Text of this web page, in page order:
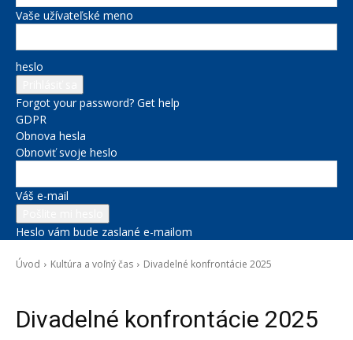
Vaše užívateľské meno
heslo
Forgot your password? Get help
GDPR
Obnova hesla
Obnoviť svoje heslo
Váš e-mail
Heslo vám bude zaslané e-mailom
Úvod Kultúra a voľný čas Divadelné konfrontácie 2025
Divadelné konfrontácie 2025